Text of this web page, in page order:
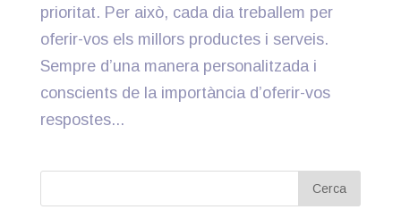
prioritat. Per això, cada dia treballem per
oferir-vos els millors productes i serveis.
Sempre d’una manera personalitzada i
conscients de la importància d’oferir-vos
respostes...